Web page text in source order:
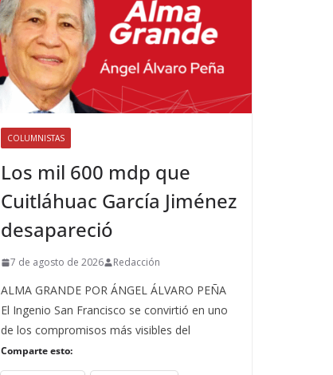
COLUMNISTAS
Los mil 600 mdp que
Cuitláhuac García Jiménez
desapareció
7 de agosto de 2026 Redacción
ALMA GRANDE POR ÁNGEL ÁLVARO PEÑA
El Ingenio San Francisco se convirtió en uno
de los compromisos más visibles del
Comparte esto: